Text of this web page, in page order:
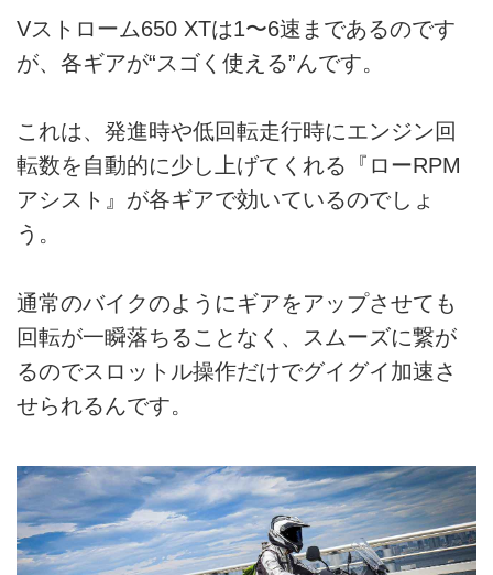
Vストローム650 XTは1〜6速まであるのです
が、各ギアが“スゴく使える”んです。
これは、発進時や低回転走行時にエンジン回
転数を自動的に少し上げてくれる『ローRPM
アシスト』が各ギアで効いているのでしょ
う。
通常のバイクのようにギアをアップさせても
回転が一瞬落ちることなく、スムーズに繋が
るのでスロットル操作だけでグイグイ加速さ
せられるんです。